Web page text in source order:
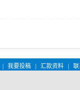
我要投稿 汇款资料